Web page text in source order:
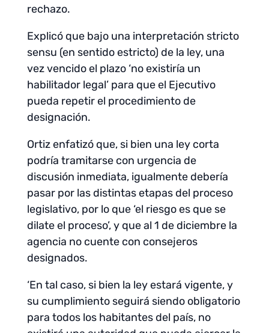
rechazo.
Explicó que bajo una interpretación stricto
sensu (en sentido estricto) de la ley, una
vez vencido el plazo ‘no existiría un
habilitador legal’ para que el Ejecutivo
pueda repetir el procedimiento de
designación.
Ortiz enfatizó que, si bien una ley corta
podría tramitarse con urgencia de
discusión inmediata, igualmente debería
pasar por las distintas etapas del proceso
legislativo, por lo que ‘el riesgo es que se
dilate el proceso’, y que al 1 de diciembre la
agencia no cuente con consejeros
designados.
‘En tal caso, si bien la ley estará vigente, y
su cumplimiento seguirá siendo obligatorio
para todos los habitantes del país, no